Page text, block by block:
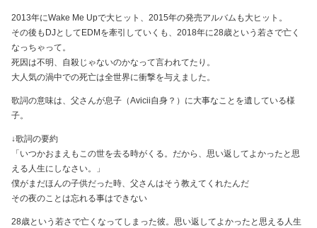
2013年にWake Me Upで大ヒット、2015年の発売アルバムも大ヒット。
その後もDJとしてEDMを牽引していくも、2018年に28歳という若さで亡く
なっちゃって。
死因は不明、自殺じゃないのかなって言われてたり。
大人気の渦中での死亡は全世界に衝撃を与えました。
歌詞の意味は、父さんが息子（Avicii自身？）に大事なことを遺している様
子。
↓歌詞の要約
「いつかおまえもこの世を去る時がくる。だから、思い返してよかったと思
える人生にしなさい。」
僕がまだほんの子供だった時、父さんはそう教えてくれたんだ
その夜のことは忘れる事はできない
28歳という若さで亡くなってしまった彼。思い返してよかったと思える人生